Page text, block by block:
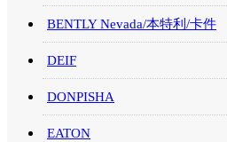
BENTLY Nevada/本特利/卡件
DEIF
DONPISHA
EATON